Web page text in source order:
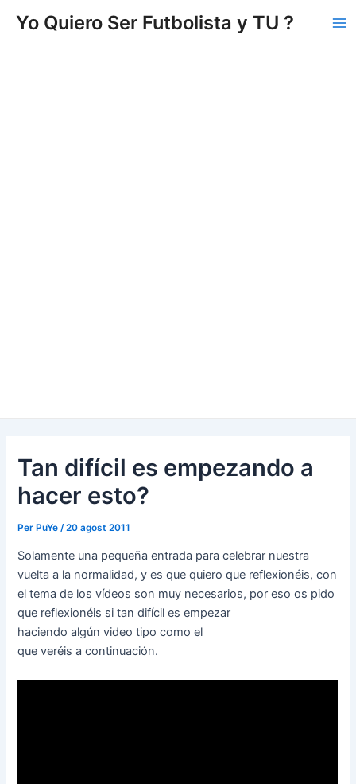
Yo Quiero Ser Futbolista y TU ?
Tan difícil es empezando a
hacer esto?
Per PuYe/20 agost 2011
Solamente una pequeña entrada para celebrar nuestra
vuelta a la normalidad, y es que quiero que reflexionéis, con
el tema de los vídeos son muy necesarios, por eso os pido
que reflexionéis si tan difícil es empezar
haciendo algún video tipo como el
que veréis a continuación.